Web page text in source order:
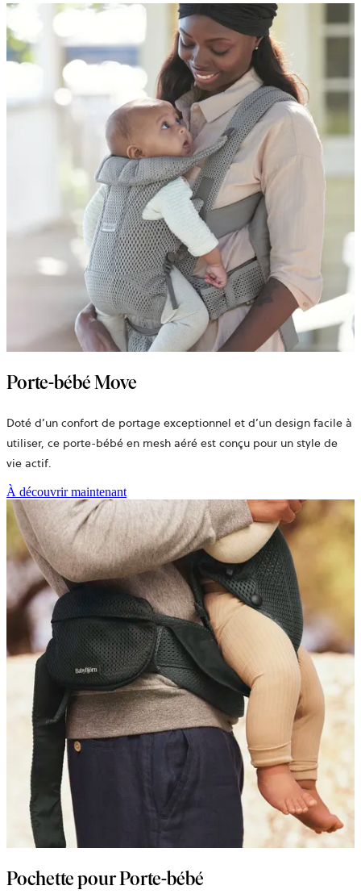
Porte-bébé Move
Doté d’un confort de portage exceptionnel et d’un design facile à
utiliser, ce porte-bébé en mesh aéré est conçu pour un style de
vie actif.
À découvrir maintenant
Pochette pour Porte-bébé